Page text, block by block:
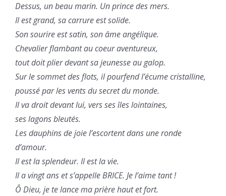
Dessus, un beau marin. Un prince des mers.
Il est grand, sa carrure est solide.
Son sourire est satin, son âme angélique.
Chevalier flambant au coeur aventureux,
tout doit plier devant sa jeunesse au galop.
Sur le sommet des flots, il pourfend l’écume cristalline,
poussé par les vents du secret du monde.
Il va droit devant lui, vers ses îles lointaines,
ses lagons bleutés.
Les dauphins de joie l’escortent dans une ronde
d’amour.
Il est la splendeur. Il est la vie.
Il a vingt ans et s’appelle BRICE. Je l’aime tant !
Ô Dieu, je te lance ma prière haut et fort.